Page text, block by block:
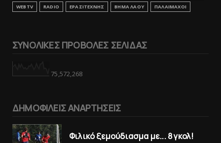
WEBTV
RADIO ΕΡΑΣΙΤΕΧΝΗΣ ΒΗΜΑ ΛΑΟΥ ΠΑΛΑΙΜΑΧΟΙ
ΣΥΝΟΛΙΚΕΣ ΠΡΟΒΟΛΕΣ ΣΕΛΙΔΑΣ
75,572,268
ΔΗΜΟΦΙΛΕΙΣ ΑΝΑΡΤΗΣΕΙΣ
Φιλικό ξεμούδιασμα με... 8 γκολ!